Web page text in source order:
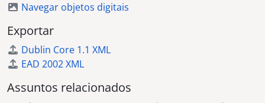
Navegar objetos digitais
Exportar
Dublin Core 1.1 XML
EAD 2002 XML
Assuntos relacionados